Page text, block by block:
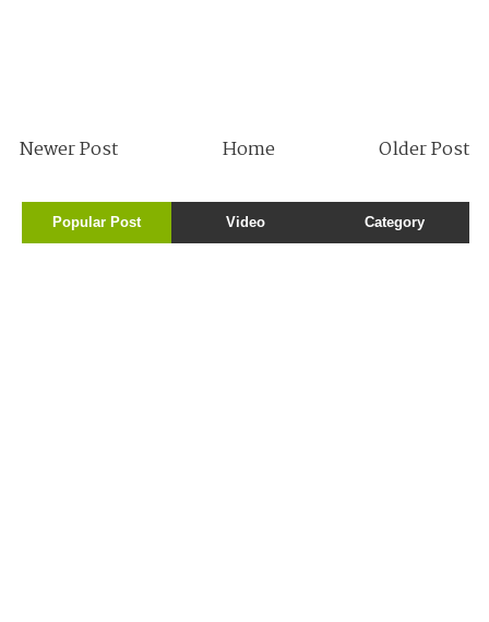
Newer Post Older Post
Home
Popular Post Video Category